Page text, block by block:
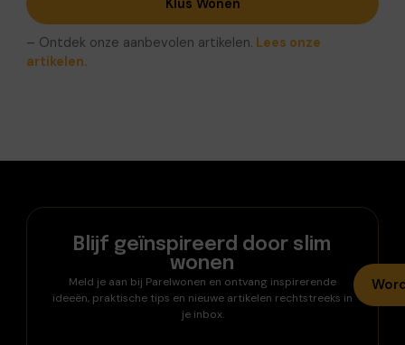
Klus Wonen
– Ontdek onze aanbevolen artikelen. Lees onze
artikelen.
Blijf geïnspireerd door slim
wonen
Meld je aan bij Parelwonen en ontvang inspirerende
ideeën, praktische tips en nieuwe artikelen rechtstreeks in
je inbox.